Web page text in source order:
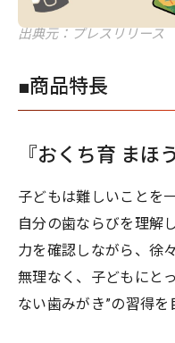
出典元：プレスリリース
■商品特長
『おくち育 まほ
子どもは難しいことを
自分の歯ならびを理解
力を確認しながら、徐
無理なく、子どもにと
ない歯みがき”の習得を